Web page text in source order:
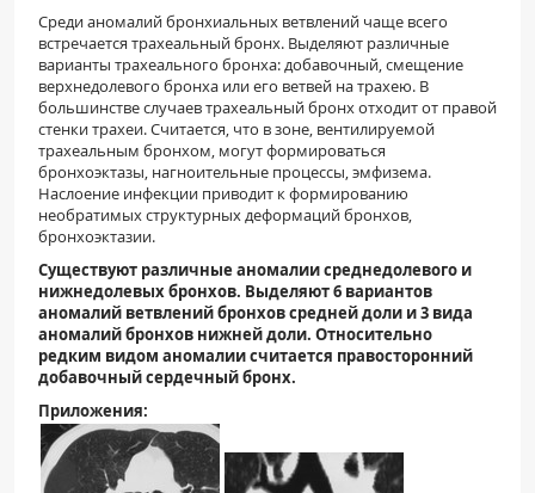
Среди аномалий бронхиальных ветвлений чаще всего
встречается трахеальный бронх. Выделяют различные
варианты трахеального бронха: добавочный, смещение
верхнедолевого бронха или его ветвей на трахею. В
большинстве случаев трахеальный бронх отходит от правой
стенки трахеи. Считается, что в зоне, вентилируемой
трахеальным бронхом, могут формироваться
бронхоэктазы, нагноительные процессы, эмфизема.
Наслоение инфекции приводит к формированию
необратимых структурных деформаций бронхов,
бронхоэктазии.
Существуют различные аномалии среднедолевого и
нижнедолевых бронхов. Выделяют 6 вариантов
аномалий ветвлений бронхов средней доли и 3 вида
аномалий бронхов нижней доли. Относительно
редким видом аномалии считается правосторонний
добавочный сердечный бронх.
Приложения: